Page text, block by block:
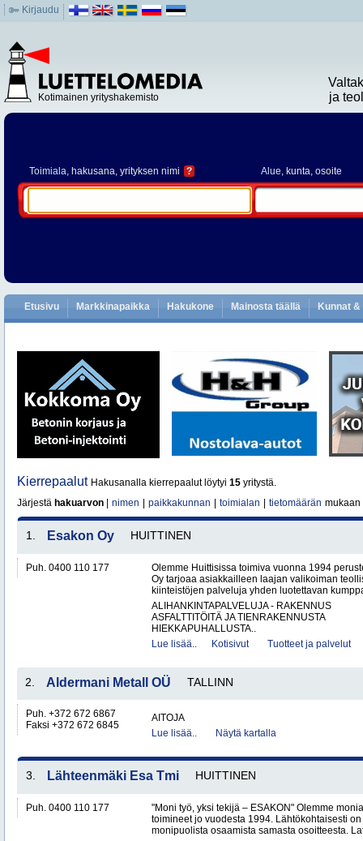
Kirjaudu
Kotimainen yrityshakemisto
ja
Toimiala, hakusana, yrityksen nimi ? Alue, kunta, osoite
Etusivu Markkinapaikka Hakukone Mainosta täällä Kunnat
Kierrepaalut Hakusanalla kierrepaalut löytyi 15 yritystä.
Järjestä hakuarvon nimen paikkakunnan toimialan tietomäärän mukaan
1. Esakon Oy HUITTINEN
Puh. 0400 110 177
Olemme Huittisissa toimiva vuonna 1994
Oy tarjoaa asiakkailleen laajan valikoiman
kiinteistöjen palveluja yhden luotettavan
ALIHANKINTAPALVELUJA - RAKENNUS
ASFALTTITÖITÄ JA TIENRAKENNUSTA
HIEKKAPUHALLUSTA..
Lue lisää..
Kotisivut Tuotteet ja palvelut
2. Aldermani Metall OÜ TALLINN
Puh. +372 672 6867
Faksi +372 672 6845
AITOJA
Lue lisää..
Näytä kartalla
3. Lähteenmäki Esa Tmi HUITTINEN
Puh. 0400 110 177
"Moni työ, yksi tekijä – ESAKON" Olemme
toimineet jo vuodesta 1994. Lähtökohtaisesti
monipuolista osaamista samasta osoitteesta.